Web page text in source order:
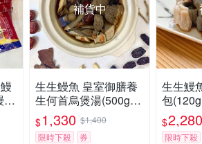
片
補貨中
生生鰻魚 皇室御膳養
生何首烏煲湯(500g±1
0%/包，共5包)
$1,330 $1,400
限時下殺
券
生生鰻
包
包+加
$2,280
限時下殺